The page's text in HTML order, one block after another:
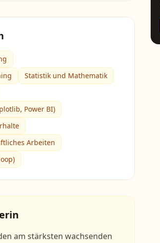
Statistik und Mathematik
Power BI)
Arbeiten
am stärksten wachsenden